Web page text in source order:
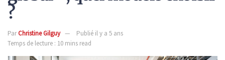
?
ParChristine Gilguy
Publié il y a 5 ans
Temps de lecture : 10 mins read